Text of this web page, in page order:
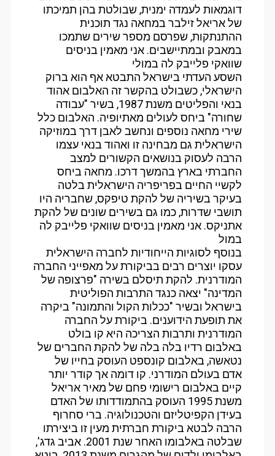
דוגמאות לעמדה ימנית, שבולטת בהן תמיכתו
של אריאל זילבר במחאה נגד תוכנית
ההתנתקות, שפרסם מספר שירים שתמכו
במאבק ובמתיישבים. אני מאמין בניסים
שוואקי פלייבק לה במולי
השסע העדתי בישראל התבטא אף הוא ברוק
הישראלי, כשבולט בהקשר זה האלבום אהוד
בנאי והפליטים משנת 1987, בשיר "עבודה
שחורה" ביחס לעולים מאתיופיה. האלבום כלל
שירי מחאה נוספים ונחשב לאבן דרך במוזיקה
הישראלית גם מבחינה זו ואהוד בנאי עצמו
הרבה לעסוק בנושאים הקשורים למצב
החברתי בארץ בהמשך דרכו. מחאה ביחס
לקשיי החיים בפריפריה הישראלית בלטה
בעיקר בשיריה של להקת טיפקס, שחבריה היו
תושבי שדרות, כמו גם בשירים שונים של להקת
אתניקס. אני מאמין בניסים שוואקי פלייבק לה
במול
בנוסף לסוגיות הייחודיות לחברה הישראלית
עסקו יוצרים רבים בביקורת על מאפייני החברה
המודרנית. להקת תיסלם בשירה "פרצופה של
המדינה" יצאה כנגד התרבות הפוליטית
בישראל ובשיר "ככלות הקול והתמונה" ביקרה
את תופעת הידוענים. ביקורת על החברה
המודרנית ותרבות הצריכה היא קו בולט
באלבום רדיו בלה בלה של להקת החברים של
נטאשה, באלבום קונספט העוסק בחייו של
אדם בעולם המודרני. קו דומה אך קודר יותר
קיים באלבום רישומי פחם של מאיר אריאל
משנת 1995 העוסק בהתמודדותו של האדם
בעידן הקפיטליזם והטכנולוגיה. ברי סחרוף
הרבה לבטא ביקורת חברתית מעין זו ביצירתו
שבלטה באלבומו האחר שנת 2001. אביב גדג',